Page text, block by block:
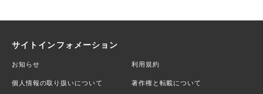
サイトインフォメーション
お知らせ 利用規約
個人情報の取り扱いについて 著作権と転載について